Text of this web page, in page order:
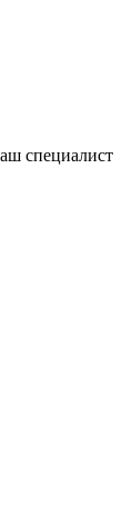
специалист